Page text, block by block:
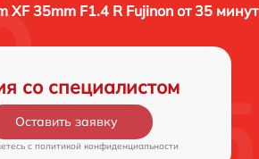
XF 35mm F1.4 R Fujinon от 35 минут
со специалистом
Оставить заявку
c политикой конфиденциальности